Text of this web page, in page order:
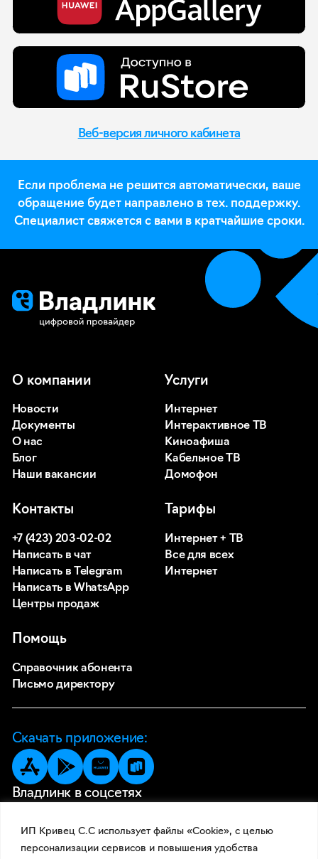
ИП Кривец С.С использует файлы «Cookie», с целью
персонализации сервисов и повышения удобства
Веб-версия личного кабинета
Если проблема не решится автоматически, ваше
обращение будет направлено в тех. поддержку.
Специалист свяжется с вами в кратчайшие сроки.
О компании
Новости
Документы
О нас
Блог
Наши вакансии
Услуги
Интернет
Интерактивное ТВ
Киноафиша
Кабельное ТВ
Домофон
Помощь
Справочник абонента
Письмо директору
Тарифы
Интернет + ТВ
Все для всех
Интернет
Контакты
+7 (423) 203-02-02
Написать в чат
Написать в Telegram
Написать в WhatsApp
Центры продаж
Скачать приложение:
Владлинк в соцсетях